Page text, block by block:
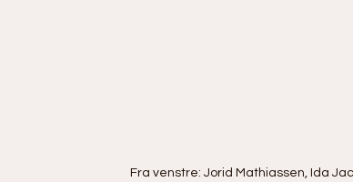
Fra venstre: Jorid Mathiassen, Ida